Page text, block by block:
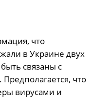
что
в Украине двух
связаны с
Предполагается, что
вирусами и